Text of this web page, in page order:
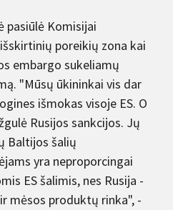
pasiūlė Komisijai
poreikių zona kai
embargo sukeliamų
"Mūsų ūkininkai vis dar
išmokas visoje ES. O
Rusijos sankcijos. Jų
Baltijos šalių
yra neproporcingai
ES šalimis, nes Rusija -
mėsos produktų rinka", -